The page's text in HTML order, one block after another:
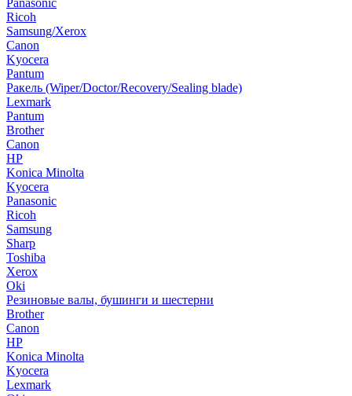
Panasonic
Ricoh
Samsung/Xerox
Canon
Kyocera
Pantum
Ракель (Wiper/Doctor/Recovery/Sealing blade)
Lexmark
Pantum
Brother
Canon
HP
Konica Minolta
Kyocera
Panasonic
Ricoh
Samsung
Sharp
Toshiba
Xerox
Oki
Резиновые валы, бушинги и шестерни
Brother
Canon
HP
Konica Minolta
Kyocera
Lexmark